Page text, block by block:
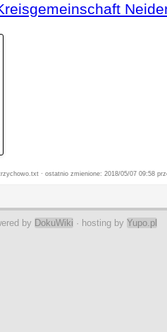
· ostatnio zmienione: 2018/05/07 09:58
by DokuWiki · hosting by Yupo.pl